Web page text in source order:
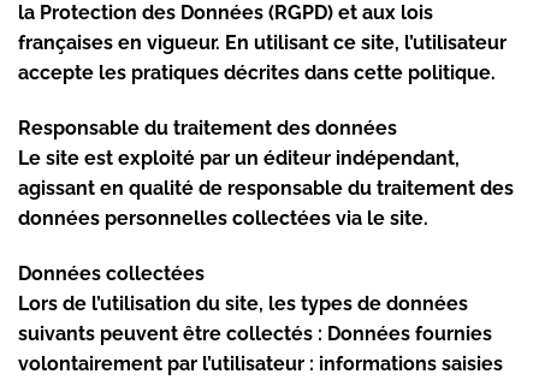
la Protection des Données (RGPD) et aux lois
françaises en vigueur. En utilisant ce site, l’utilisateur
accepte les pratiques décrites dans cette politique.
Responsable du traitement des données
Le site est exploité par un éditeur indépendant,
agissant en qualité de responsable du traitement des
données personnelles collectées via le site.
Données collectées
Lors de l’utilisation du site, les types de données
suivants peuvent être collectés : Données fournies
volontairement par l’utilisateur : informations saisies